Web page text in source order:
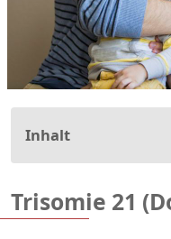
Inhalt
Trisomie 21